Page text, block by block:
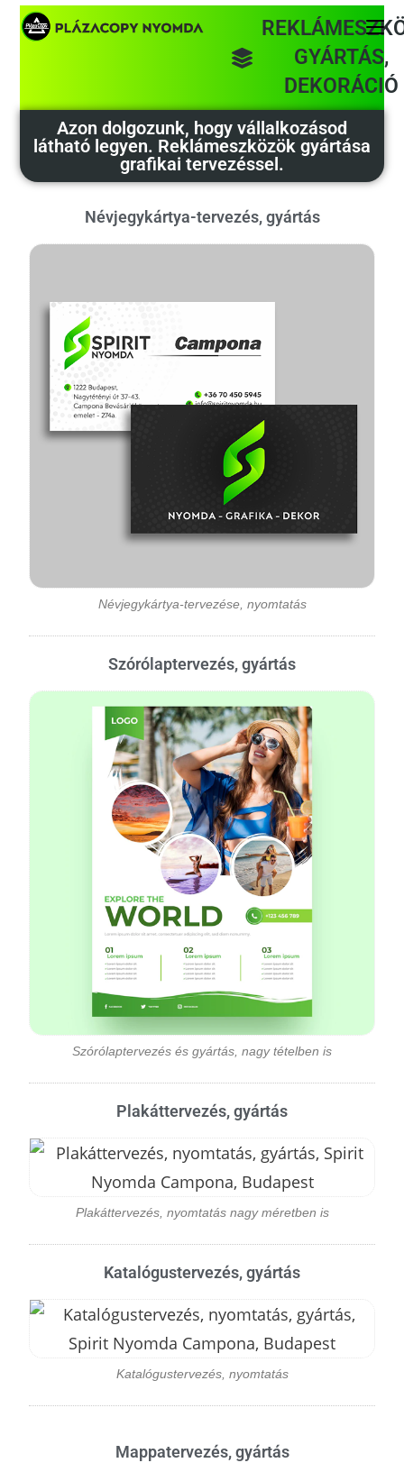
GYÁRTÁS,
DEKORÁCIÓ
Azon dolgozunk, hogy vállalkozásod
látható legyen. Reklámeszközök gyártása
grafikai tervezéssel.
Névjegykártya-tervezés, gyártás
Névjegykártya-tervezése, nyomtatás
Szórólaptervezés, gyártás
Szórólaptervezés és gyártás, nagy tételben is
Plakáttervezés, gyártás
Plakáttervezés, nyomtatás nagy méretben is
Katalógustervezés, gyártás
Katalógustervezés, nyomtatás
Mappatervezés, gyártás